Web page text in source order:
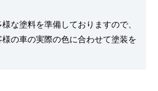
な塗料を準備しておりますので、
の車の実際の色に合わせて塗装を